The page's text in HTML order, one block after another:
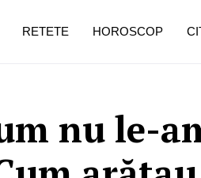
nu le-
RETETE HOROSCOP
de dureroasă este